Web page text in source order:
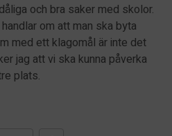
och bra saker med skolor.
om att man ska byta
med ett klagomål är inte det
jag att vi ska kunna påverka
plats.